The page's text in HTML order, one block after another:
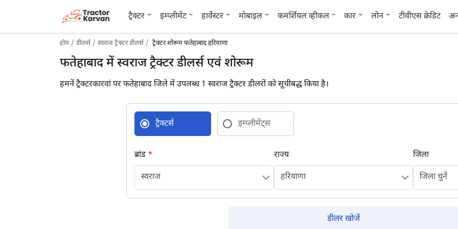
ट्रैक्टर इम्प्लीमेंट हार्वेस्टर मोबाइल कमर्शियल व्हीकल कार लोन टीवीएस क्रेडिट
होम डीलर्स स्वराज ट्रैक्टर डीलर्स ट्रैक्टर शोरूम फतेहाबाद हरियाणा
फतेहाबाद में स्वराज ट्रैक्टर डीलर्स एवं शोरूम
हमनें ट्रैक्टरकारवां पर फतेहाबाद जिले में उपलब्ध 1 स्वराज ट्रैक्टर डीलरों को सूचीबद्ध किया है।
ट्रैक्टर्स इम्प्लीमेंट्स
ब्रांड * राज्य जिला
डीलर खोजें